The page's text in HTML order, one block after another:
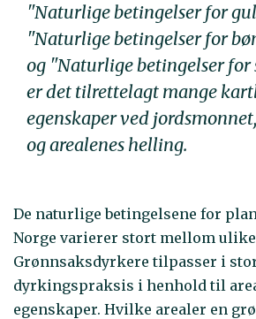
"Naturlige betingelser for
"Naturlige betingelser for
og "Naturlige betingelser
er det tilrettelagt mange
egenskaper ved
og arealenes helling.
De naturlige betingelsene for
Norge varierer stort mellom
Grønnsaksdyrkere tilpasser i
dyrkingspraksis i henhold til
egenskaper. Hvilke arealer en